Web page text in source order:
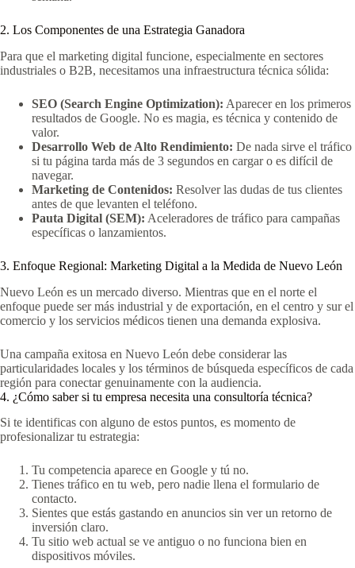
2. Los Componentes de una Estrategia Ganadora
Para que el marketing digital funcione, especialmente en sectores
industriales o B2B, necesitamos una infraestructura técnica sólida:
SEO (Search Engine Optimization): Aparecer en los primeros
resultados de Google. No es magia, es técnica y contenido de
valor.
Desarrollo Web de Alto Rendimiento: De nada sirve el tráfico
si tu página tarda más de 3 segundos en cargar o es difícil de
navegar.
Marketing de Contenidos: Resolver las dudas de tus clientes
antes de que levanten el teléfono.
Pauta Digital (SEM): Aceleradores de tráfico para campañas
específicas o lanzamientos.
3. Enfoque Regional: Marketing Digital a la Medida de Nuevo León
Nuevo León es un mercado diverso. Mientras que en el norte el
enfoque puede ser más industrial y de exportación, en el centro y sur el
comercio y los servicios médicos tienen una demanda explosiva.
Una campaña exitosa en Nuevo León debe considerar las
particularidades locales y los términos de búsqueda específicos de cada
región para conectar genuinamente con la audiencia.
4. ¿Cómo saber si tu empresa necesita una consultoría técnica?
Si te identificas con alguno de estos puntos, es momento de
profesionalizar tu estrategia:
Tu competencia aparece en Google y tú no.
Tienes tráfico en tu web, pero nadie llena el formulario de
contacto.
Sientes que estás gastando en anuncios sin ver un retorno de
inversión claro.
Tu sitio web actual se ve antiguo o no funciona bien en
dispositivos móviles.